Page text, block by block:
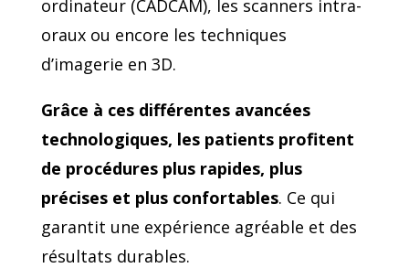
ordinateur (CADCAM), les scanners intra-
oraux ou encore les techniques
d’imagerie en 3D.
Grâce à ces différentes avancées
technologiques, les patients profitent
de procédures plus rapides, plus
précises et plus confortables. Ce qui
garantit une expérience agréable et des
résultats durables.